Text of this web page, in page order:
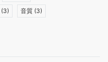
(3) 音質 (3)